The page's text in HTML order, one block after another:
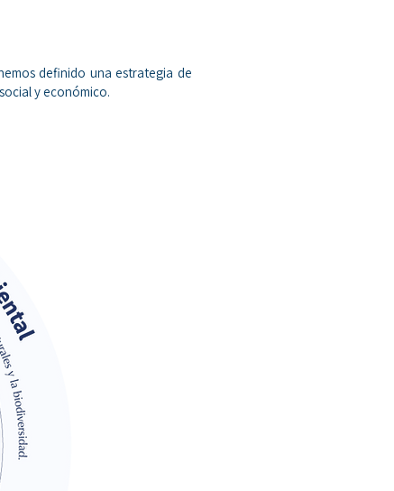
definido una estrategia de
y económico.